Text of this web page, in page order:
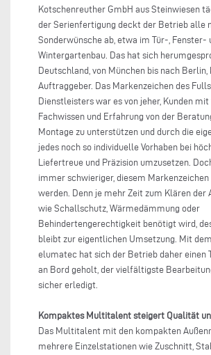
Kotschenreuther GmbH aus Steinwiesen
der Serienfertigung deckt der Betrieb alle
Sonderwünsche ab, etwa im Tür-, Fenster-
Wintergartenbau. Das hat sich
Deutschland, von München bis nach
Auftraggeber. Das Markenzeichen des
Dienstleisters war es von jeher, Kunden mit
Fachwissen und Erfahrung von der
Montage zu unterstützen und durch die
jedes noch so individuelle Vorhaben bei
Liefertreue und Präzision umzusetzen.
immer schwieriger, diesem
werden. Denn je mehr Zeit zum Klären der
wie Schallschutz, Wärmedämmung oder
Behindertengerechtigkeit benötigt wird,
bleibt zur eigentlichen Umsetzung. Mit
elumatec hat sich der Betrieb daher einen
an Bord geholt, der vielfältigste
sicher erledigt.
Kompaktes Multitalent steigert Qualität
Das Multitalent mit den kompakten
mehrere Einzelstationen wie Zuschnitt,